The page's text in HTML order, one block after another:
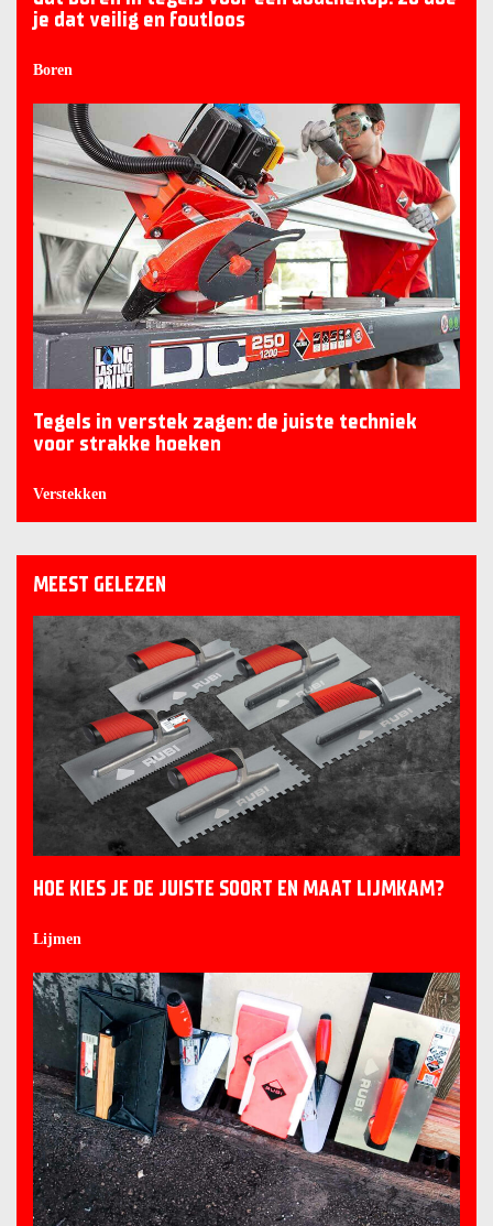
je dat veilig en foutloos
Boren
Tegels in verstek zagen: de juiste techniek
voor strakke hoeken
Verstekken
MEEST GELEZEN
HOE KIES JE DE JUISTE SOORT EN MAAT LIJMKAM?
Lijmen